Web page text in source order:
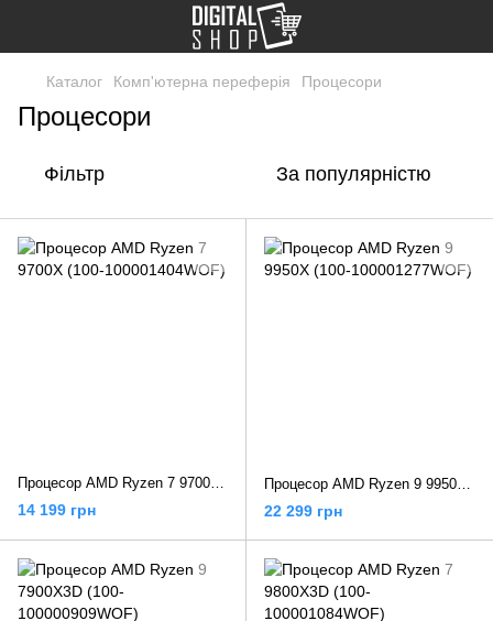
Каталог Комп'ютерна переферія Процесори
Процесори
Фільтр За популярністю
Процесор AMD Ryzen 7 9700X (100-100001404WOF)
14 199 грн
Процесор AMD Ryzen 9 9950X (100-100001277WOF)
22 299 грн